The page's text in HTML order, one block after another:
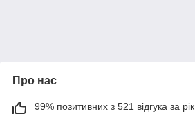
Про нас
99% позитивних з 521 відгука за рік